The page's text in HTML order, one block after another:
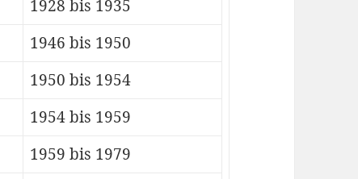
1928 bis 1935
1946 bis 1950
1950 bis 1954
1954 bis 1959
1959 bis 1979